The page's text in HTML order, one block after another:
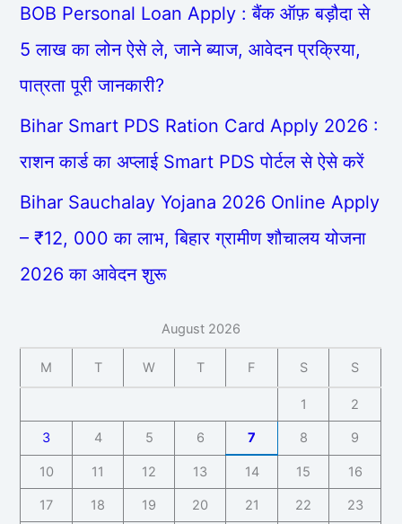
BOB Personal Loan Apply : बैंक ऑफ़ बड़ौदा से
5 लाख का लोन ऐसे ले, जाने ब्याज, आवेदन प्रक्रिया,
पात्रता पूरी जानकारी?
Bihar Smart PDS Ration Card Apply 2026 :
राशन कार्ड का अप्लाई Smart PDS पोर्टल से ऐसे करें
Bihar Sauchalay Yojana 2026 Online Apply
– ₹12, 000 का लाभ, बिहार ग्रामीण शौचालय योजना
2026 का आवेदन शुरू
August 2026
M T W T F S S
1 2
3 4 5 6 7 8 9
10 11 12 13 14 15 16
17 18 19 20 21 22 23